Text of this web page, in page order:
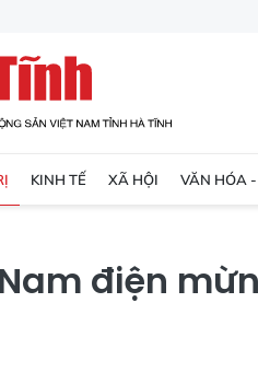
KINH TẾ XÃ HỘI VĂN HÓA
điện